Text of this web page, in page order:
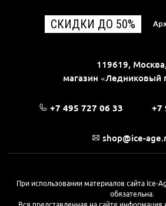
СКИДКИ ДО 50%
119619, Москва,
магазин «Ледниковый
+7 495 727 06 33 +7
shop@ice-
При использовании материалов сайта Ice-
обязательна.
Вся представленная на сайте